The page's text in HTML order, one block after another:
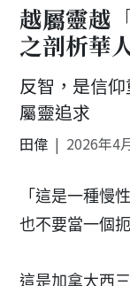
越屬靈越
之剖析華
反智，是信
屬靈追求
田偉 2026年4
「這是一種慢
也不要當一個
這是加拿大西